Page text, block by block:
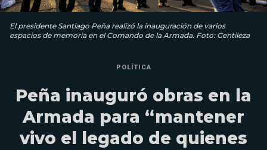
El presidente Santiago Peña realizó la inauguración de varios
espacios de memoria en el Comando de la Armada. Foto: Gentileza
POLÍTICA
Peña inauguró obras en la
Armada para “mantener
vivo el legado de quienes